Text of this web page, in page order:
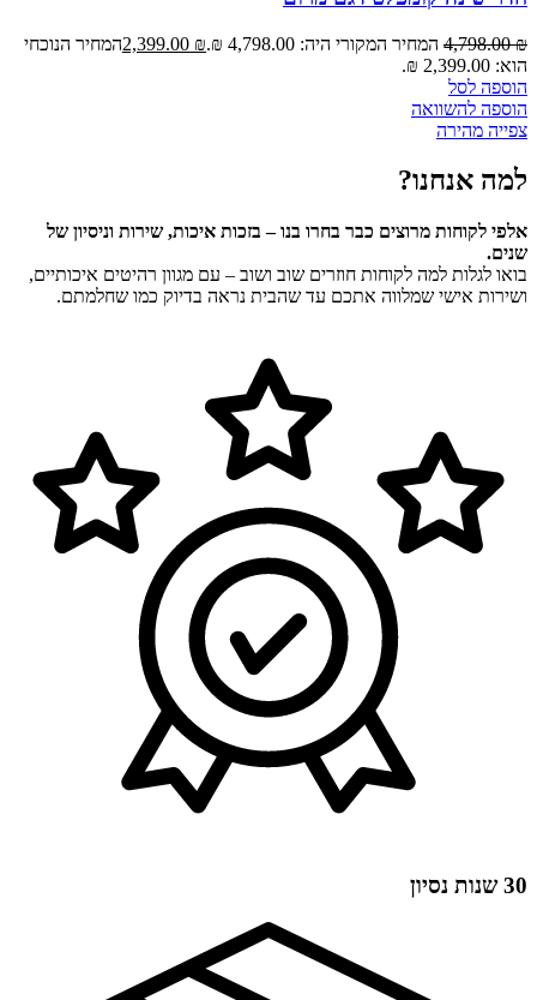
4,798.00₪ המחיר המקורי היה: 4,798.00 ₪. 2,399.00 ₪
המחיר הנוכחי
הוא: 2,399.00 ₪.
הוספה לסל
הוספה להשוואה
צפייה מהירה
למה אנחנו?
אלפי לקוחות מרוצים כבר בחרו בנו – בזכות איכות, שירות וניסיון של
שנים.
בואו לגלות למה לקוחות חוזרים שוב ושוב – עם מגוון רהיטים איכותיים,
ושירות אישי שמלווה אתכם עד שהבית נראה בדיוק כמו שחלמתם.
30 שנות נסיון